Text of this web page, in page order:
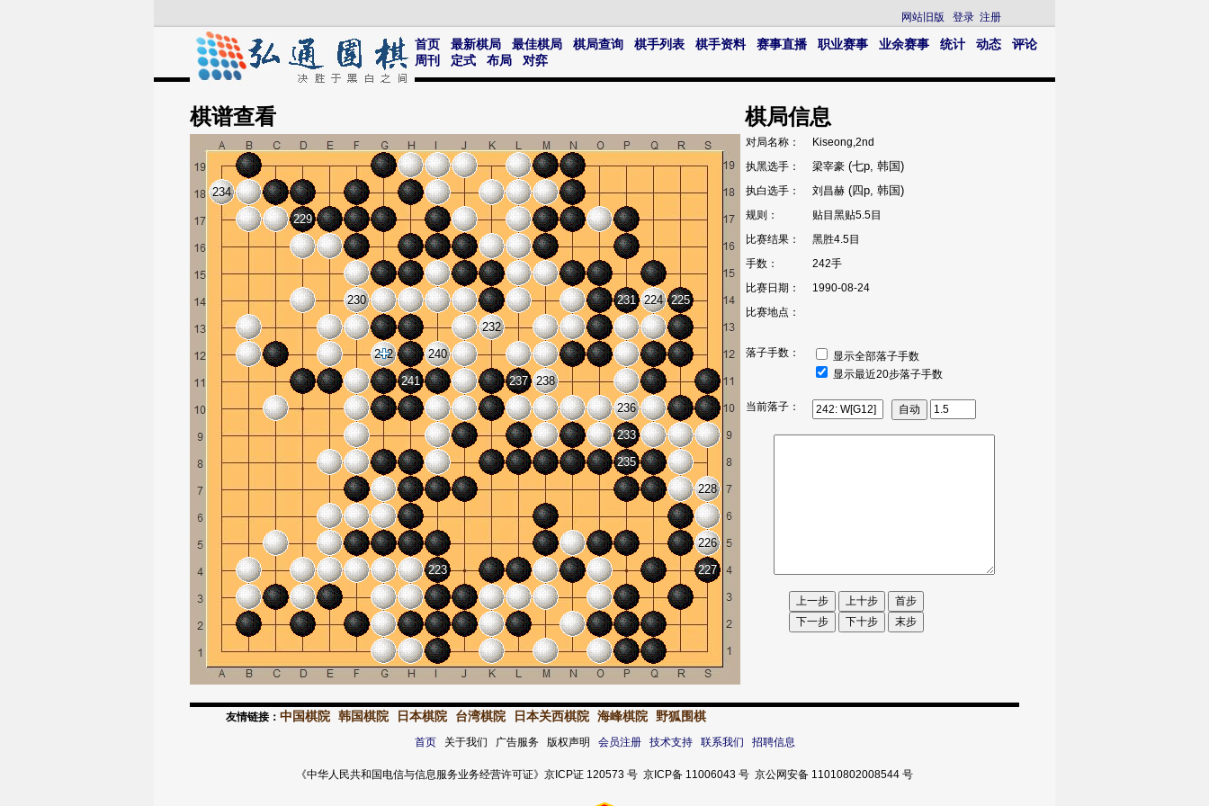
网站旧版 登录 注册
首页 最新棋局 最佳棋局 棋局查询 棋手列表 棋手资料 赛事直播 职业赛事 业余赛事 统计 动态
评论
周刊
定式 布局 对弈
棋谱查看
223
224 225
226
227
228
229
230
231
232
233
234
235
236
237 238
240
241
242
棋局信息
对局名称：
Kiseong,2nd
执黑选手：
梁宰豪 (七p, 韩国)
执白选手： 刘昌赫 (四p, 韩国)
规则：
贴目黑贴5.5目
比赛结果：
黑胜4.5目
手数：
242手
比赛日期：
1990-08-24
比赛地点：
落子手数：
显示全部落子手数
显示最近20步落子手数
当前落子：
友情链接： 中国棋院 韩国棋院 日本棋院 台湾棋院 日本关西棋院 海峰棋院 野狐围棋
首页关于我们 广告服务 版权声明 会员注册 技术支持 联系我们 招聘信息
《中华人民共和国电信与信息服务业务经营许可证》京ICP证 120573 号 京ICP备 11006043 号 京公网安备 11010802008544 号